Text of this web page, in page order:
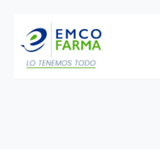
contenido